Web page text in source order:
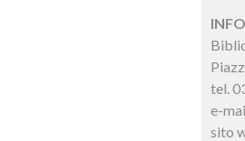
tel.
e-
sito